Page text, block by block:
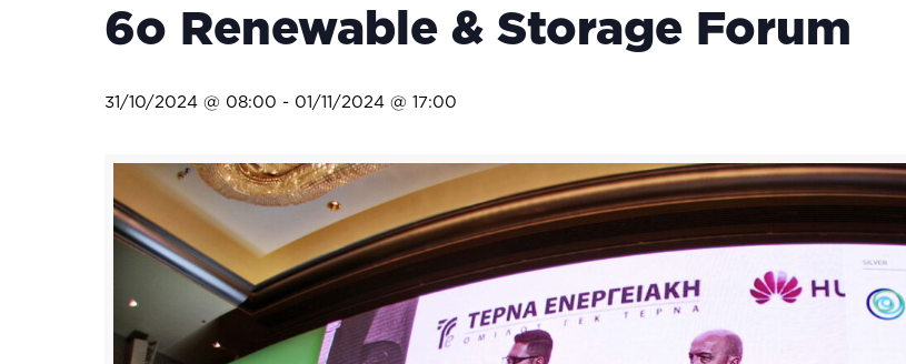
6ο Renewable & Storage Forum
31/10/2024 @ 08:00 - 01/11/2024 @ 17:00